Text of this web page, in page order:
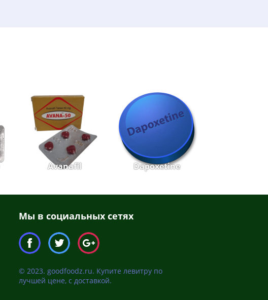
Avanafil Dapoxetine
Мы в социальных сетях
© 2023. goodfoodz.ru. Купите левитру по
лучшей цене, с доставкой.